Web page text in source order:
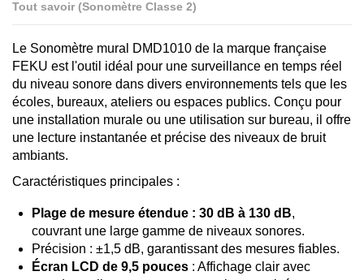
Tout savoir (Sonomètre Classe 2)
Le Sonomètre mural DMD1010 de la marque française
FEKU est l'outil idéal pour une surveillance en temps réel
du niveau sonore dans divers environnements tels que les
écoles, bureaux, ateliers ou espaces publics. Conçu pour
une installation murale ou une utilisation sur bureau, il offre
une lecture instantanée et précise des niveaux de bruit
ambiants.
Caractéristiques principales :
Plage de mesure étendue : 30 dB à 130 dB,
couvrant une large gamme de niveaux sonores.
Précision : ±1,5 dB, garantissant des mesures fiables.
Écran LCD de 9,5 pouces : Affichage clair avec